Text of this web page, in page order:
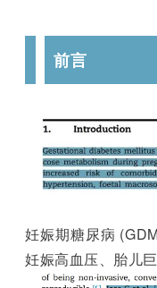
前言
妊娠期糖尿病
妊娠高血压、胎儿